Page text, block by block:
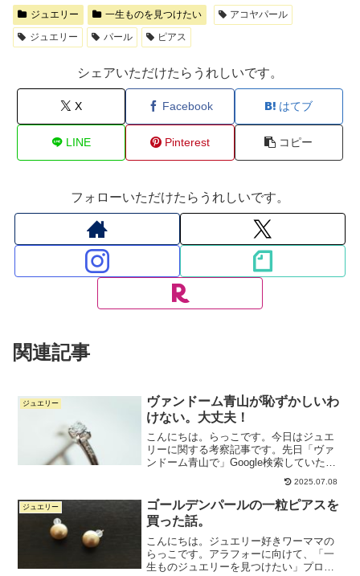
ジュエリー 一生ものを見つけたい
アコヤパール
ジュエリー
パール ピアス
シェアいただけたらうれしいです。
X Facebook はてブ
LINE Pinterest コピー
フォローいただけたらうれしいです。
関連記事
ジュエリー
ヴァンドーム青山が恥ずかしいわ
けない。大丈夫！
こんにちは。らっこです。今日はジュエ
リーに関する考察記事です。先日「ヴァ
ンドーム青山で」Google検索していた
ら、予測変換で「ヴァンドーム青山 恥ず
かしい」というのを見つけまして。気に
なったので少し調べてみました。感じた
ことを書いてみます...
2025.07.08
ジュエリー
ゴールデンパールの一粒ピアスを
買った話。
こんにちは。ジュエリー好きワーママの
らっこです。アラフォーに向けて、「一
生ものジュエリーを見つけたい」プロジ